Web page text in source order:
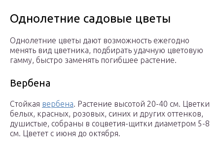
Однолетние садовые цветы
Однолетние цветы дают возможность ежегодно
менять вид цветника, подбирать удачную цветовую
гамму, быстро заменять погибшее растение.
Вербена
Стойкая вербена. Растение высотой 20-40 см. Цветки
белых, красных, розовых, синих и других оттенков,
душистые, собраны в соцветия-щитки диаметром 5-8
см. Цветет с июня до октября.